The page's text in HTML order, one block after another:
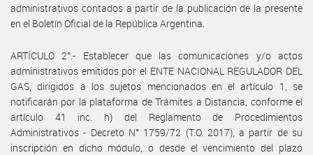
administrativos contados a partir de la publicación de la presente
en el Boletín Oficial de la República Argentina.
ARTÍCULO 2°.- Establecer que las comunicaciones y/o actos
administrativos emitidos por el ENTE NACIONAL REGULADOR DEL
GAS, dirigidos a los sujetos mencionados en el artículo 1, se
notificarán por la plataforma de Trámites a Distancia, conforme el
artículo 41 inc. h) del Reglamento de Procedimientos
Administrativos - Decreto N° 1759/72 (T.O. 2017), a partir de su
inscripción en dicho módulo, o desde el vencimiento del plazo